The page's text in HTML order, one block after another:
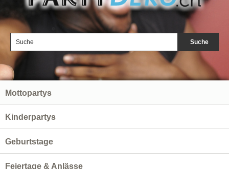
Suche
Mottopartys
Kinderpartys
Geburtstage
Feiertage & Anlässe